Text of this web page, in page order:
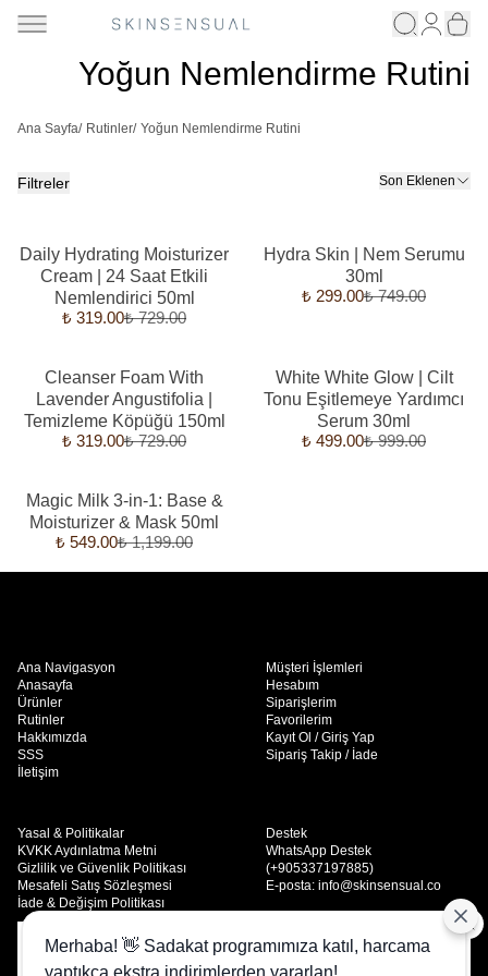
Size daha iyi bir deneyim sunmak, sitemizin işleyişini
Yoğun Nemlendirme Rutini
Ana Sayfa/ Rutinler/ Yoğun Nemlendirme Rutini
Filtreler Son Eklenen
Daily Hydrating Moisturizer
Cream | 24 Saat Etkili
Nemlendirici 50ml
₺ 319.00₺ 729.00
Hydra Skin | Nem Serumu
30ml
₺ 299.00₺ 749.00
Cleanser Foam With
Lavender Angustifolia |
Temizleme Köpüğü 150ml
₺ 319.00₺ 729.00
White White Glow | Cilt
Tonu Eşitlemeye Yardımcı
Serum 30ml
₺ 499.00₺ 999.00
Magic Milk 3-in-1: Base &
Moisturizer & Mask 50ml
₺ 549.00₺ 1,199.00
Ana Navigasyon
Anasayfa
Ürünler
Rutinler
Hakkımızda
SSS
İletişim
Müşteri İşlemleri
Hesabım
Siparişlerim
Favorilerim
Kayıt Ol / Giriş Yap
Sipariş Takip / İade
Yasal & Politikalar
KVKK Aydınlatma Metni
Gizlilik ve Güvenlik Politikası
Mesafeli Satış Sözleşmesi
İade & Değişim Politikası
Destek
WhatsApp Destek
(+905337197885)
E-posta: info@skinsensual.co
Skinsensual; doğaya dost, temiz içerikli ve sonuç odaklı cilt bakım
ürünleri sunar. Huzuru cildinde hisset.
Merhaba! 👋 Sadakat programımıza katıl, harcama
yaptıkça ekstra indirimlerden yararlan!